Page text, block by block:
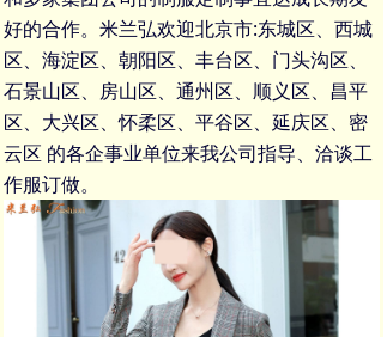
好的合作。米兰弘欢迎北京市:东城区、西城
区、海淀区、朝阳区、丰台区、门头沟区、
石景山区、房山区、通州区、顺义区、昌平
区、大兴区、怀柔区、平谷区、延庆区、密
云区 的各企事业单位来我公司指导、洽谈工
作服订做。